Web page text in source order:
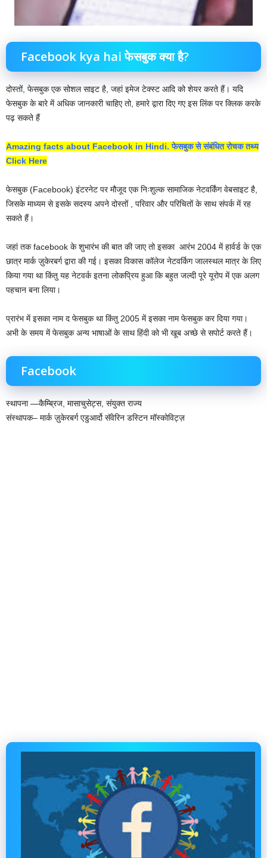
Facebook kya hai फेसबुक क्या है?
दोस्तों, फेसबुक एक सोशल साइट है, जहां इमेज टेक्स्ट आदि को शेयर करते हैं। यदि
फेसबुक के बारे में अधिक जानकारी चाहिए तो, हमारे द्वारा दिए गए इस लिंक पर क्लिक करके
पढ़ सकते हैं
Amazing facts about Facebook in Hindi. फेसबुक से संबंधित रोचक तथ्य
Click Here
फेसबुक (Facebook) इंटरनेट पर मौजूद एक निःशुल्क सामाजिक नेटवर्किंग वेबसाइट है,
जिसके माध्यम से इसके सदस्य अपने दोस्तों , परिवार और परिचितों के साथ संपर्क में रह
सकते हैं।
जहां तक facebook के शुभारंभ की बात की जाए तो इसका आरंभ 2004 में हार्वर्ड के एक
छात्र मार्क ज़ुकेरबर्ग द्वारा की गई। इसका विकास कॉलेज नेटवर्किग जालस्थल मात्र के लिए
किया गया था किंतु यह नेटवर्क इतना लोकप्रिय हुआ कि बहुत जल्दी पूरे यूरोप में एक अलग
पहचान बना लिया।
प्रारंभ में इसका नाम द फेसबुक था किंतु 2005 में इसका नाम फेसबुक कर दिया गया।
अभी के समय में फेसबुक अन्य भाषाओं के साथ हिंदी को भी खूब अच्छे से सपोर्ट करते हैं।
Facebook
स्थापना —कैम्ब्रिज, मासाचुसेट्स, संयुक्त राज्य
संस्थापक– मार्क ज़ुकेरबर्ग‌ एडुआर्दो सॅवेरिन डस्टिन मॉस्कोविट्ज़